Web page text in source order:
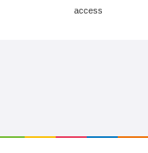
access